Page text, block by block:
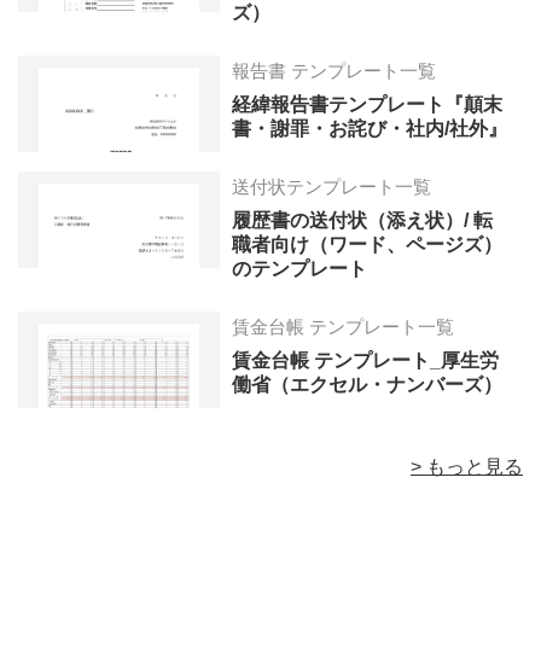
ズ）
報告書 テンプレート一覧
経緯報告書テンプレート『顛末
書・謝罪・お詫び・社内/社外』
送付状テンプレート一覧
履歴書の送付状（添え状）/ 転
職者向け（ワード、ページズ）
のテンプレート
賃金台帳 テンプレート一覧
賃金台帳 テンプレート_厚生労
働省（エクセル・ナンバーズ）
> もっと見る